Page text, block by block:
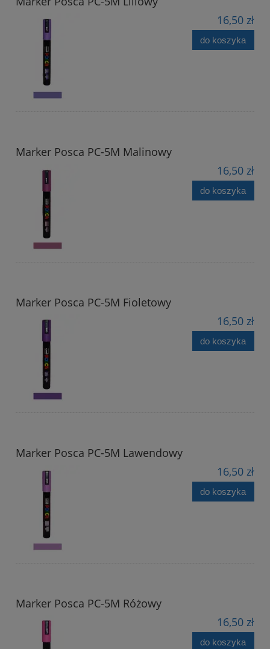
16,50 zł
do koszyka
Marker Posca PC-5M Malinowy
16,50 zł
do koszyka
Marker Posca PC-5M Fioletowy
16,50 zł
do koszyka
Marker Posca PC-5M Lawendowy
16,50 zł
do koszyka
Marker Posca PC-5M Różowy
16,50 zł
do koszyka